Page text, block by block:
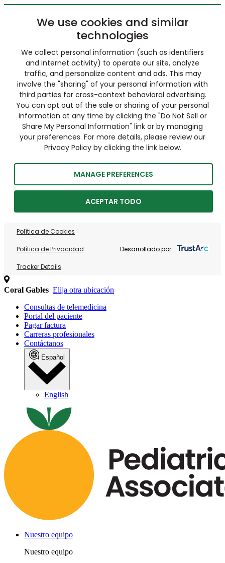
We use cookies and similar
technologies
We collect personal information (such as identifiers
and internet activity) to operate our site, analyze
traffic, and personalize content and ads. This may
involve the "sharing" of your personal information with
third parties for cross-context behavioral advertising.
You can opt out of the sale or sharing of your personal
information at any time by clicking the "Do Not Sell or
Share My Personal Information" link or by managing
your preferences. For more details, please review our
Privacy Policy by clicking the link below.
MANAGE PREFERENCES
ACEPTAR TODO
Política de Cookies
Política de Privacidad
Tracker Details
Desarrollado por:
Coral Gables Elija otra ubicación
Consultas de telemedicina
Portal del paciente
Pagar factura
Carreras profesionales
Contáctanos
Español
English
Nuestro equipo
Nuestro equipo